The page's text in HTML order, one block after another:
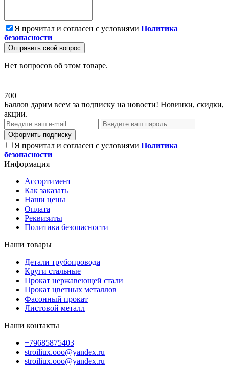
Я прочитал и согласен с условиями Политика
безопасности
Отправить свой вопрос
Нет вопросов об этом товаре.
700
Баллов дарим всем за подписку на новости! Новинки, скидки,
акции.
Оформить подписку
Я прочитал и согласен с условиями Политика
безопасности
Информация
Ассортимент
Как заказать
Наши цены
Оплата
Реквизиты
Политика безопасности
Наши товары
Детали трубопровода
Круги стальные
Прокат нержавеющей стали
Прокат цветных металлов
Фасонный прокат
Листовой металл
Наши контакты
+79685875403
stroiliux.ooo@yandex.ru
stroiliux.ooo@yandex.ru